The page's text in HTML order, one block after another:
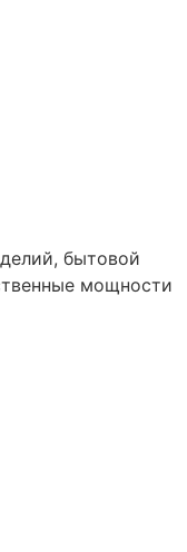
бытовой
мощности